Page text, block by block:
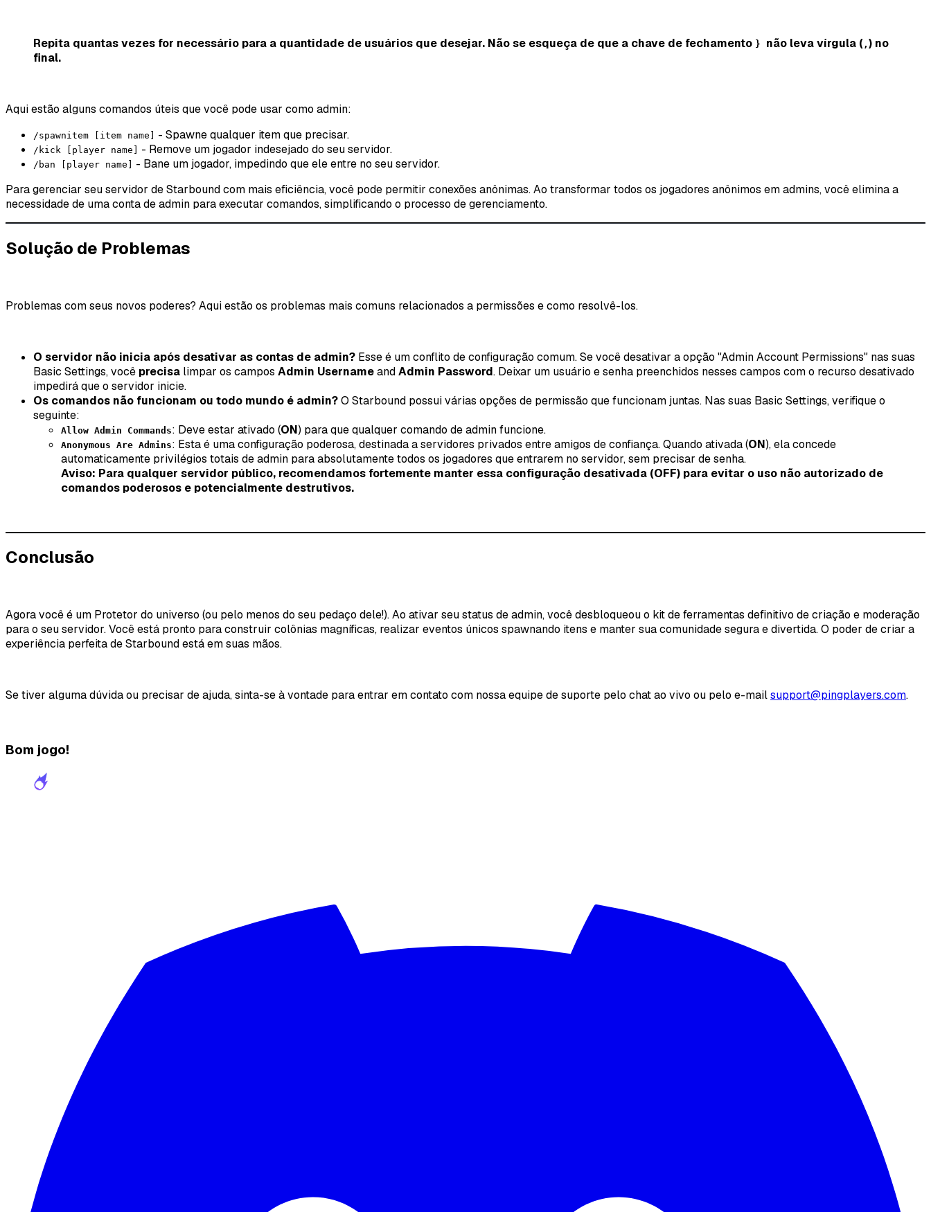
Repita quantas vezes for necessário para a quantidade de usuários que desejar. Não se esqueça de que a chave de fechamento } não leva vírgula ( , ) no
final.
Aqui estão alguns comandos úteis que você pode usar como admin:
/spawnitem [item name] - Spawne qualquer item que precisar.
/kick [player name] - Remove um jogador indesejado do seu servidor.
/ban [player name]
- Bane um jogador, impedindo que ele entre no seu servidor.
Para gerenciar seu servidor de Starbound com mais eficiência, você pode permitir conexões anônimas. Ao transformar todos os jogadores anônimos em admins, você elimina a
necessidade de uma conta de admin para executar comandos, simplificando o processo de gerenciamento.
Solução de Problemas
Problemas com seus novos poderes? Aqui estão os problemas mais comuns relacionados a permissões e como resolvê-los.
O servidor não inicia após desativar as contas de admin? Esse é um conflito de configuração comum. Se você desativar a opção "Admin Account Permissions" nas suas
Basic Settings, você precisa limpar os campos Admin UsernameandAdmin Password. Deixar um usuário e senha preenchidos nesses campos com o recurso desativado
impedirá que o servidor inicie.
Os comandos não funcionam ou todo mundo é admin?O Starbound possui várias opções de permissão que funcionam juntas. Nas suas Basic Settings, verifique o
seguinte:
Allow Admin Commands: Deve estar ativado (ON) para que qualquer comando de admin funcione.
Anonymous Are Admins: Esta é uma configuração poderosa, destinada a servidores privados entre amigos de confiança. Quando ativada (ON), ela concede
automaticamente privilégios totais de admin paraabsolutamente todos os jogadores que entrarem no servidor, sem precisar de senha.
Aviso: Para qualquer servidor público, recomendamos fortemente manter essa configuração desativada (OFF) para evitar o uso não autorizado de
comandos poderosos e potencialmente destrutivos.
Conclusão
Agora você é um Protetor do universo (ou pelo menos do seu pedaço dele!). Ao ativar seu status de admin, você desbloqueou o kit de ferramentas definitivo de criação e moderação
para o seu servidor. Você está pronto para construir colônias magníficas, realizar eventos únicos spawnando itens e manter sua comunidade segura e divertida. O poder de criar a
experiência perfeita de Starbound está em suas mãos.
Se tiver alguma dúvida ou precisar de ajuda, sinta-se à vontade para entrar em contato com nossa equipe de suporte pelo chat ao vivo ou pelo e-mailsupport@pingplayers.com.
Bom jogo!